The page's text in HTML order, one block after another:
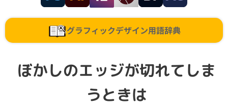
グラフィックデザイン用語辞典
ぼかしのエッジが切れてしま
うときは